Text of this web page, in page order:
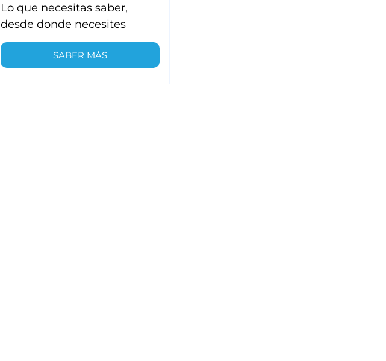
Lo que necesitas saber,
desde donde necesites
SABER MÁS